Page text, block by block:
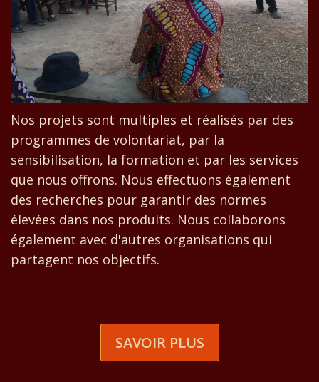
Nos projets sont multiples et réalisés par des
programmes de volontariat, par la
sensibilisation, la formation et par les services
que nous offrons. Nous effectuons également
des recherches pour garantir des normes
élevées dans nos produits. Nous collaborons
également avec d'autres organisations qui
partagent nos objectifs.
SAVOIR PLUS